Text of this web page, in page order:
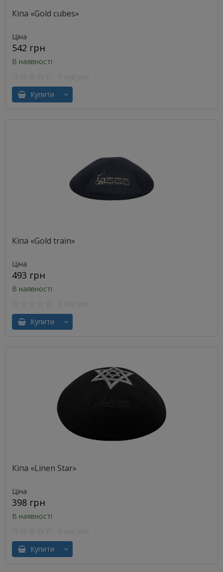
Кіпа «Gold cubes»
Ціна
542 грн
В наявності
Купити
Кіпа «Gold train»
Ціна
493 грн
В наявності
Купити
Кіпа «Linen Star»
Ціна
398 грн
В наявності
Купити